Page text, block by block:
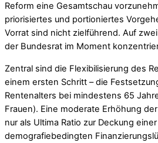
Reform eine Gesamtschau
priorisiertes und portioniertes
Vorrat sind nicht zielführend. Auf
der Bundesrat im Moment
Zentral sind die Flexibilisierung des
einem ersten Schritt – die
Rentenalters bei mindestens 65
Frauen). Eine moderate Erhöhung
nur als Ultima Ratio zur Deckung
demografiebedingten